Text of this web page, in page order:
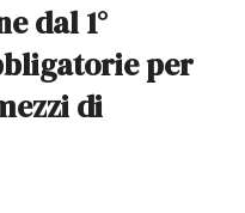
dal 1°
per
di